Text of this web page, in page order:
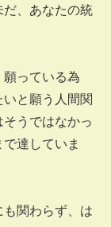
、あなたの統
っている為
と願う人間関
うではなかっ
達していま
関わらず、は